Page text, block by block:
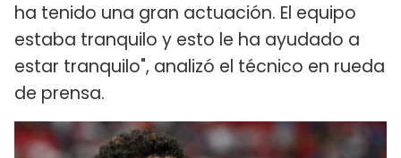
ha tenido una gran actuación. El equipo
estaba tranquilo y esto le ha ayudado a
estar tranquilo", analizó el técnico en rueda
de prensa.